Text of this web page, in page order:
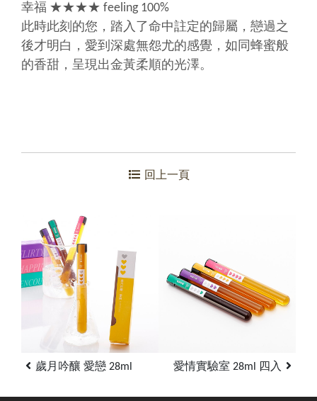
幸福 ★★★★ feeling 100%
此時此刻的您，踏入了命中註定的歸屬，戀過之
後才明白，愛到深處無怨尤的感覺，如同蜂蜜般
的香甜，呈現出金黃柔順的光澤。
回上一頁
歲月吟釀 愛戀 28ml 愛情實驗室 28ml 四入